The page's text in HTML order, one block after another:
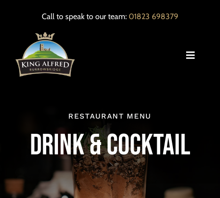
Call to speak to our team: 01823 698379
Toggle
OUR MENUS
EVENTS
LOCAL INFORMATION
RESTAURANT MENU
DRINK & COCKTAIL